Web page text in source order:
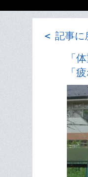
＜ 記事に
「
「